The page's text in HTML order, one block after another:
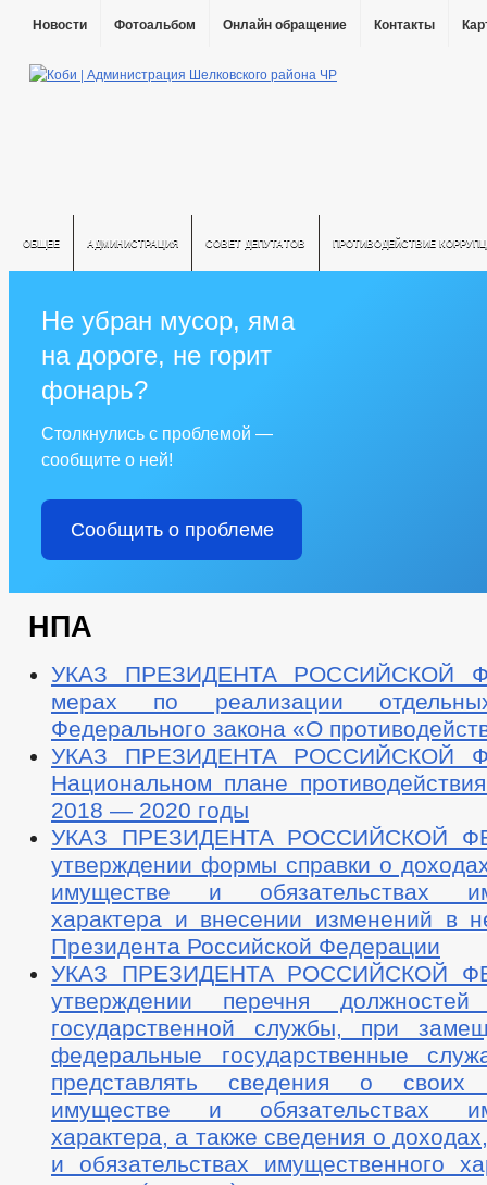
Новости Фотоальбом Онлайн обращение Контакты
ОБЩЕЕ АДМИНИСТРАЦИЯ СОВЕТ ДЕПУТАТОВ ПРОТИВОДЕЙСТВИЕ
Не убран мусор, яма
на дороге, не горит
фонарь?
Столкнулись с проблемой —
сообщите о ней!
Сообщить о проблеме
НПА
УКАЗ ПРЕЗИДЕНТА РОССИЙСКОЙ
мерах по реализации
Федерального закона «О
УКАЗ ПРЕЗИДЕНТА РОССИЙСКОЙ
Национальном плане
2018 — 2020 годы
УКАЗ ПРЕЗИДЕНТА РОССИЙСКОЙ
утверждении формы справки о
имуществе и обязательствах
характера и внесении изменений в
Президента Российской Федерации
УКАЗ ПРЕЗИДЕНТА РОССИЙСКОЙ
утверждении перечня должностей
государственной службы, при
федеральные государственные
представлять сведения о
имуществе и обязательствах
характера, а также сведения о
и обязательствах имущественного